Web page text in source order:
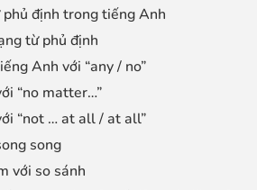
phủ định trong tiếng Anh
từ phủ định
Anh với “any / no”
“no matter…”
“not … at all / at all”
song
với so sánh